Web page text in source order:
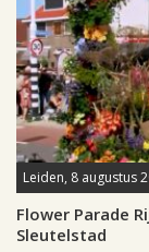
Leiden, 8 augustus
Flower Parade
Sleutelstad